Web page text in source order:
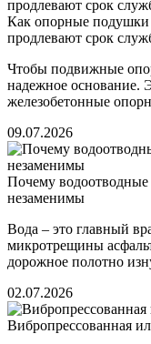
Как опорные подушки
продлевают срок
Чтобы подвижные
надежное
железобетонные
09.07.2026
Почему
незаменимы
Вода – это главный
микротрещины
дорожное полотно
02.07.2026
Вибропрессованная